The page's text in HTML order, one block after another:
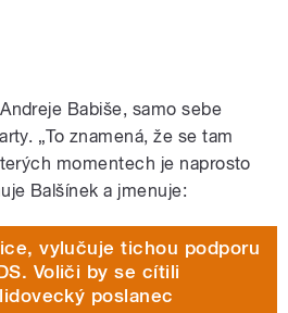
Babiše, samo sebe
„To znamená, že se tam
momentech je naprosto
Balšínek a jmenuje:
vylučuje tichou podporu
Voliči by se cítili
poslanec